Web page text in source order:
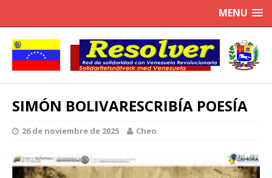
MENU
SIMÓN BOLIVARESCRIBÍA POESÍA
26 de noviembre de 2025 Cheo